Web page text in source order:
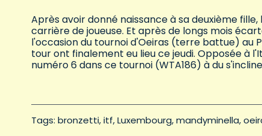
Après avoir donné naissance à sa deuxième
carrière de joueuse. Et après de longs mois
l'occasion du tournoi d'Oeiras (terre battue) au
tour ont finalement eu lieu ce jeudi. Opposée à
numéro 6 dans ce tournoi (WTA186) à du
Tags: bronzetti itf Luxembourg mandyminella